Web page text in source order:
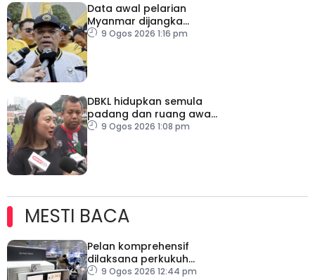
Data awal pelarian
Myanmar dijangka
diperoleh suku keempat
9 Ogos 2026 1:16 pm
DBKL hidupkan semula
padang dan ruang awam
untuk semua golongan
9 Ogos 2026 1:08 pm
MESTI BACA
Pelan komprehensif
dilaksana perkukuh
keselamatan
9 Ogos 2026 12:44 pm